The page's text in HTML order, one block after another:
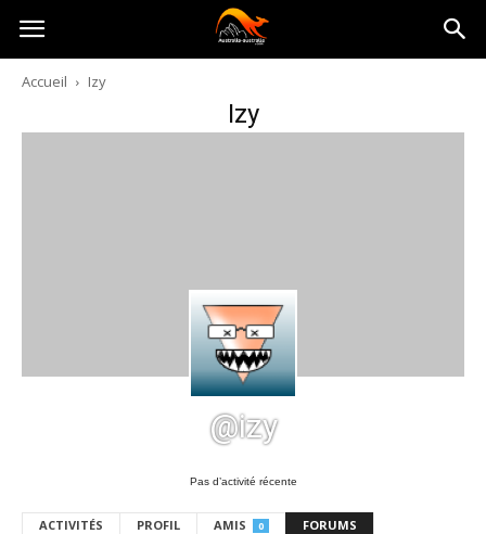
Australia-
australie.com
Accueil Izy
Izy
@izy
Pas d’activité récente
ACTIVITÉS PROFIL AMIS 0 FORUMS